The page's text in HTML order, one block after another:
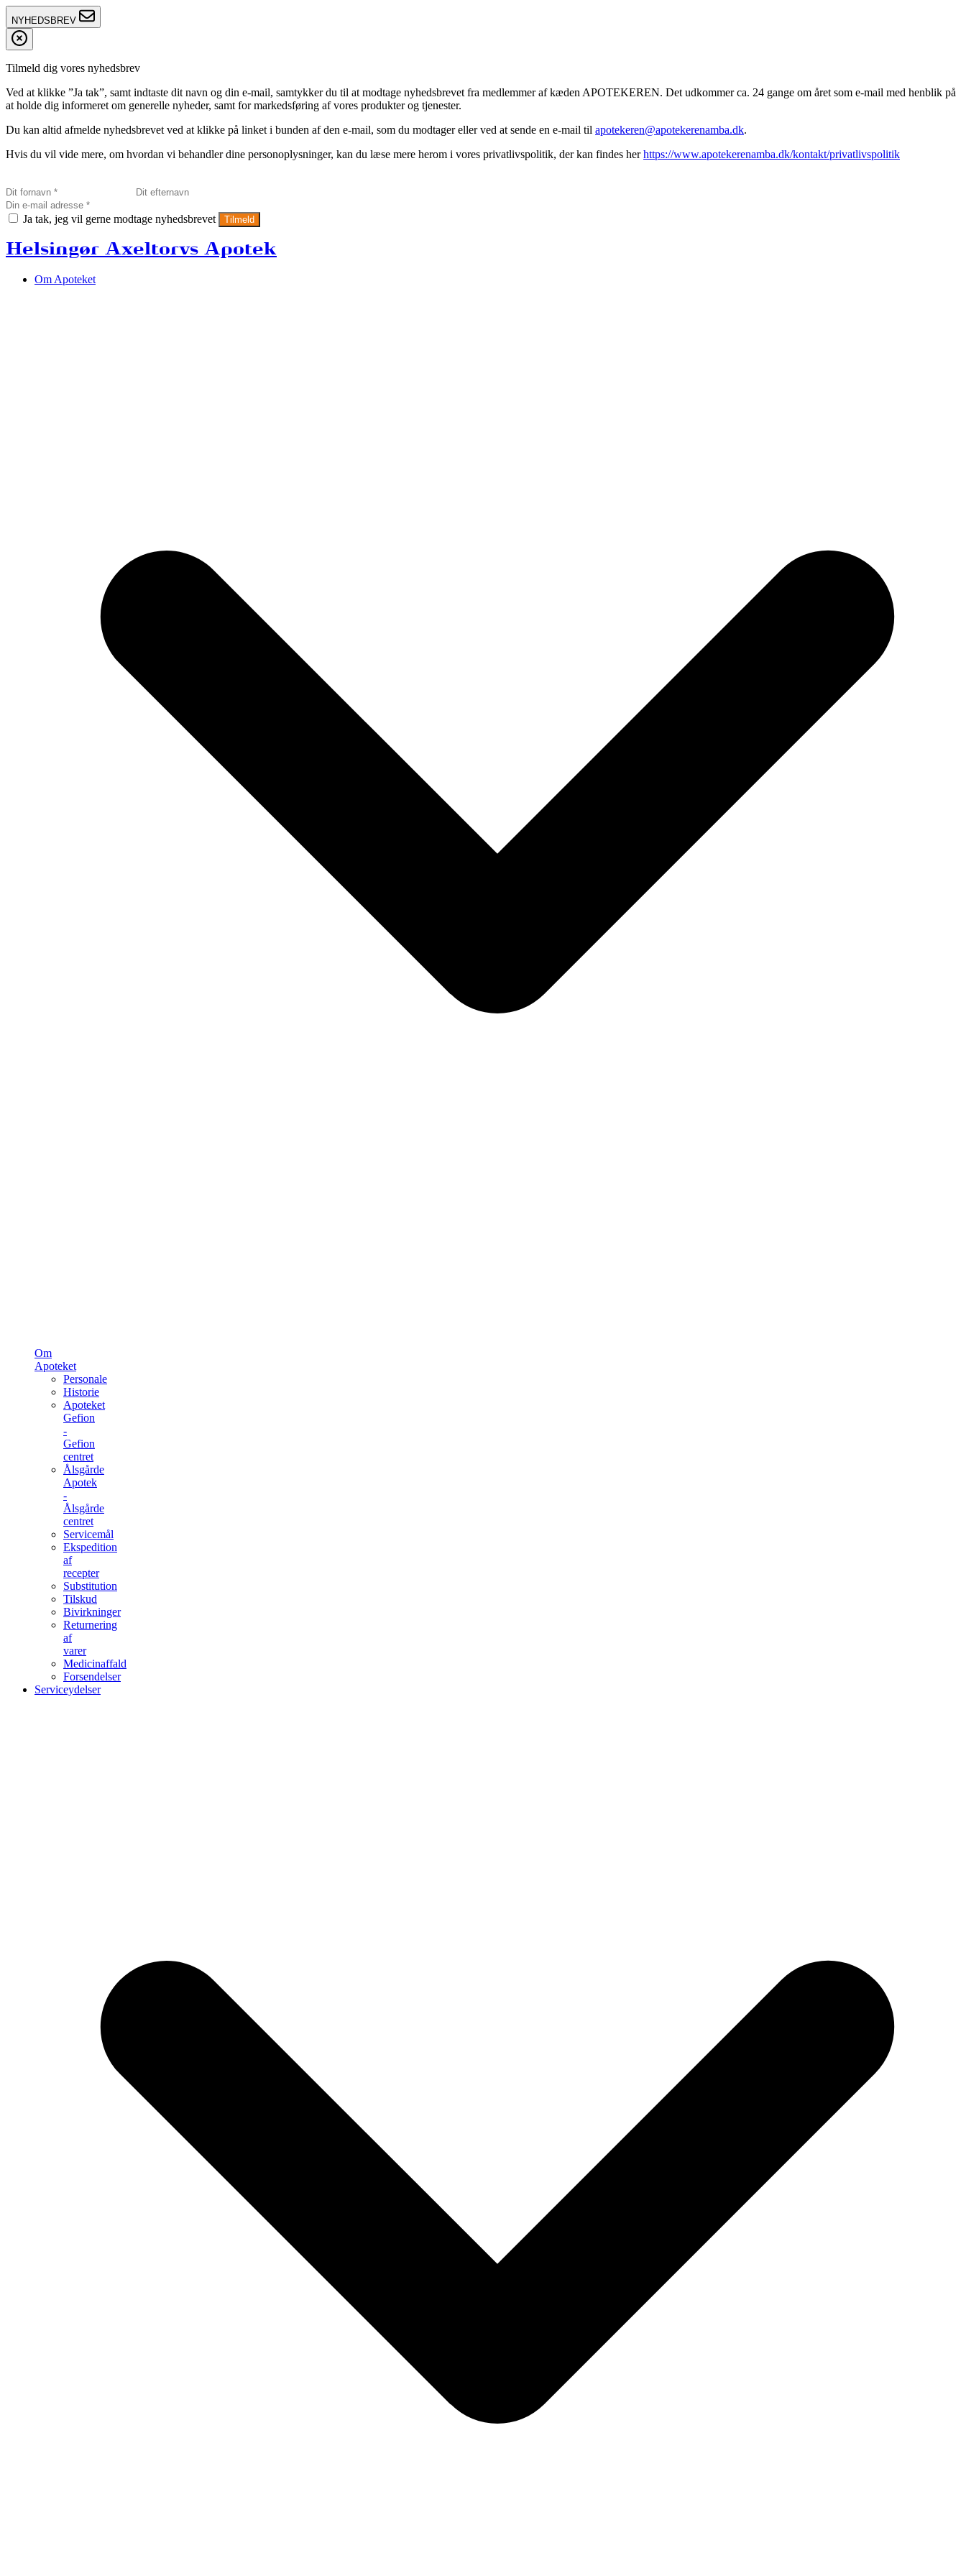
NYHEDSBREV
Tilmeld dig vores nyhedsbrev
Ved at klikke ”Ja tak”, samt indtaste dit navn og din e-mail, samtykker du til at modtage nyhedsbrevet fra medlemmer af kæden APOTEKEREN. Det udkommer ca. 24 gange om året som e-mail med henblik på
at holde dig informeret om generelle nyheder, samt for markedsføring af vores produkter og tjenester.
Du kan altid afmelde nyhedsbrevet ved at klikke på linket i bunden af den e-mail, som du modtager eller ved at sende en e-mail til apotekeren@apotekerenamba.dk.
Hvis du vil vide mere, om hvordan vi behandler dine personoplysninger, kan du læse mere herom i vores privatlivspolitik, der kan findes herhttps://www.apotekerenamba.dk/kontakt/privatlivspolitik
Ja tak, jeg vil gerne modtage nyhedsbrevet Tilmeld
Helsingør Axeltorvs Apotek
Om Apoteket
Om
Apoteket
Personale
Historie
Apoteket
Gefion
-
Gefion
centret
Ålsgårde
Apotek
-
Ålsgårde
centret
Servicemål
Ekspedition
af
recepter
Substitution
Tilskud
Bivirkninger
Returnering
af
varer
Medicinaffald
Forsendelser
Serviceydelser